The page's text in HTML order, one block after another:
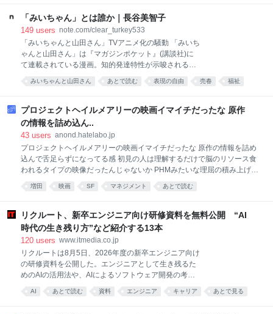
なのか」を知っ
き始められる 効かない UI は生成しません。 CLI にあ
るのは検証と変換だけです あなたのコードは1行も読
みません。 ESLint と違い、検査対象は DESIGN.md 自
身です 文章の部分は検証されません。 11個の検査ル
ールのうち、Markdown 本文を見るのは1つだけで、
きれません（後述） 一番はっきり言えるのはこれで
るかは誰も確認していません。 lin
「みいちゃん」とは誰か｜長谷美智子
149 users note.com/clear_turkey533
「みいちゃんと山田さん」TVアニメ化の騒動 「みいち
ゃんと山田さん」は『マガジンポケット』(講談社)に
て連載されている漫画。知的発達特性が示唆される主
人公が虐待され暴力をふるう女衒や性売買に取り込ま
れ1年後に無残な死を遂げる過激な内容の作品です
アニメ化を発表したことでも物議を醸しています。 ※
津久井やまゆり園事件は、2016年7月26日に神奈川県
相模原市の障害者施設「津久井やまゆり園」で起き
死亡、職員を含む26人が重軽傷を負いました。 その後
出版社の姿勢、作者の意図、作者の過去
みいちゃんと山田さん あとで読む 表現の自由 売春 福祉
プロジェクトヘイルメアリーの映画イマイチだったな 原作
の情報を詰め込ん..
43 users anond.hatelabo.jp
プロジェクトヘイルメアリーの映画イマイチだったな 原作の情報を詰め
込んで舌足らずになってる感 初見の人は理解するだけで脳のリソース食
われるタイプの映像だったんじゃないか PHMみたいな理屈の積み上げそ
のものが快楽装置な作品はプロットだけ使って別解釈の脚本にした方が
楽しめたんじゃないかなあ 押井守が言ってたみたいにある程度原作無視
増田 映画 SF マネジメント あとで読む
リクルート、新卒エンジニア向け研修資料を無料公開 “AI
時代の生き残り方”など紹介する13本
120 users www.itmedia.co.jp
リクルートは8月5日、2026年度の新卒エンジニア向け
の研修資料を公開した。エンジニアとして生き残るた
めのAIの活用法や、AIによるソフトウェア開発の考え
方の変化など、業務やキャリア形成に必要な知見を幅
広く紹介している。 26年度の研修で利用した13の資
AI あとで読む 資料 エンジニア キャリア あとで見る